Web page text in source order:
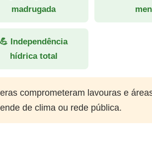
madrugada
💪 Independência
hídrica total
comprometeram lavouras e
de clima ou rede pública.